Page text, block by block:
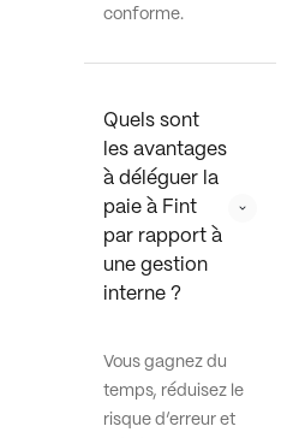
conforme.
Quels sont
les avantages
à déléguer la
paie à Fint
par rapport à
une gestion
interne ?
Vous gagnez du
temps, réduisez le
risque d’erreur et